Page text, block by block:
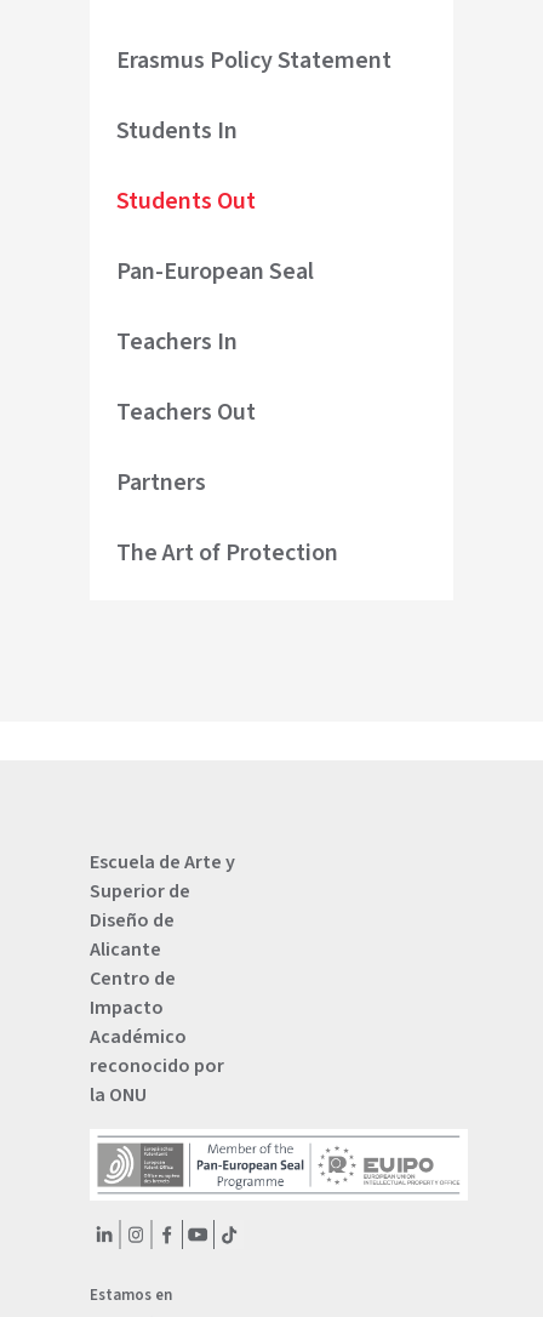
Erasmus Policy Statement
Students In
Students Out
Pan-European Seal
Teachers In
Teachers Out
Partners
The Art of Protection
Escuela de Arte y
Superior de
Diseño de
Alicante
Centro de
Impacto
Académico
reconocido por
la ONU
Estamos en